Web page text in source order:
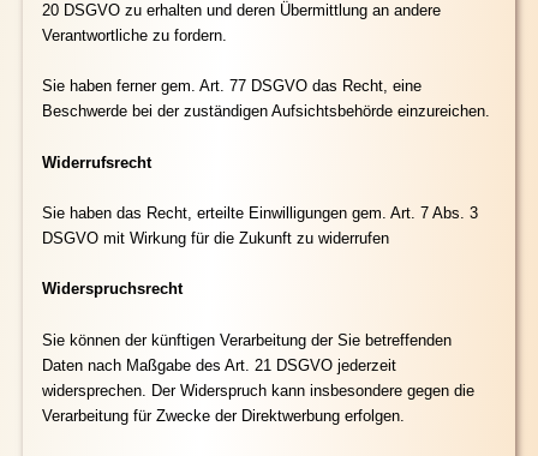
20 DSGVO zu erhalten und deren Übermittlung an andere
Verantwortliche zu fordern.
Sie haben ferner gem. Art. 77 DSGVO das Recht, eine
Beschwerde bei der zuständigen Aufsichtsbehörde einzureichen.
Widerrufsrecht
Sie haben das Recht, erteilte Einwilligungen gem. Art. 7 Abs. 3
DSGVO mit Wirkung für die Zukunft zu widerrufen
Widerspruchsrecht
Sie können der künftigen Verarbeitung der Sie betreffenden
Daten nach Maßgabe des Art. 21 DSGVO jederzeit
widersprechen. Der Widerspruch kann insbesondere gegen die
Verarbeitung für Zwecke der Direktwerbung erfolgen.